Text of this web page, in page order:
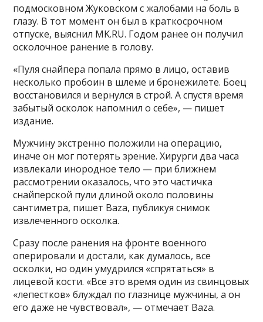
подмосковном Жуковском с жалобами на боль в
глазу. В тот момент он был в краткосрочном
отпуске, выяснил MK.RU. Годом ранее он получил
осколочное ранение в голову.
«Пуля снайпера попала прямо в лицо, оставив
несколько пробоин в шлеме и бронежилете. Боец
восстановился и вернулся в строй. А спустя время
забытый осколок напомнил о себе», — пишет
издание.
Мужчину экстренно положили на операцию,
иначе он мог потерять зрение. Хирурги два часа
извлекали инородное тело — при ближнем
рассмотрении оказалось, что это частичка
снайперской пули длиной около половины
сантиметра, пишет Baza, публикуя снимок
извлеченного осколка.
Сразу после ранения на фронте военного
оперировали и достали, как думалось, все
осколки, но один умудрился «спрятаться» в
лицевой кости. «Все это время один из свинцовых
«лепестков» блуждал по глазнице мужчины, а он
его даже не чувствовал», — отмечает Baza.